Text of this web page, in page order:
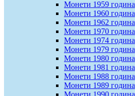
Монети 1959 година
Монети 1960 година
Монети 1962 година
Монети 1970 година
Монети 1974 година
Монети 1979 година
Монети 1980 година
Монети 1981 година
Монети 1988 година
Монети 1989 година
Монети 1990 година